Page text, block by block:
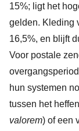
15%; ligt het
gelden. Kleding
16,5%, en blijft
Voor postale
hun systemen
tussen het
valorem) of een